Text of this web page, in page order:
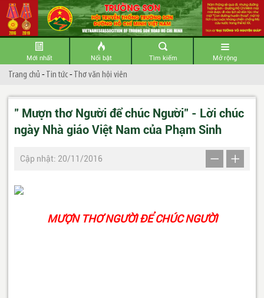
Mới nhất Nổi bật Tìm kiếm Mở rộng
Trang chủ -Tin tức-Thơ văn hội viên
" Mượn thơ Người để chúc Người" - Lời chúc
ngày Nhà giáo Việt Nam của Phạm Sinh
Cập nhật: 20/11/2016
MƯỢN THƠ NGƯỜI ĐỂ CHÚC NGƯỜI